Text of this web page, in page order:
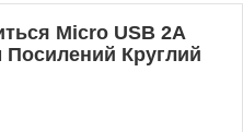
Micro USB 2A
Посилений Круглий